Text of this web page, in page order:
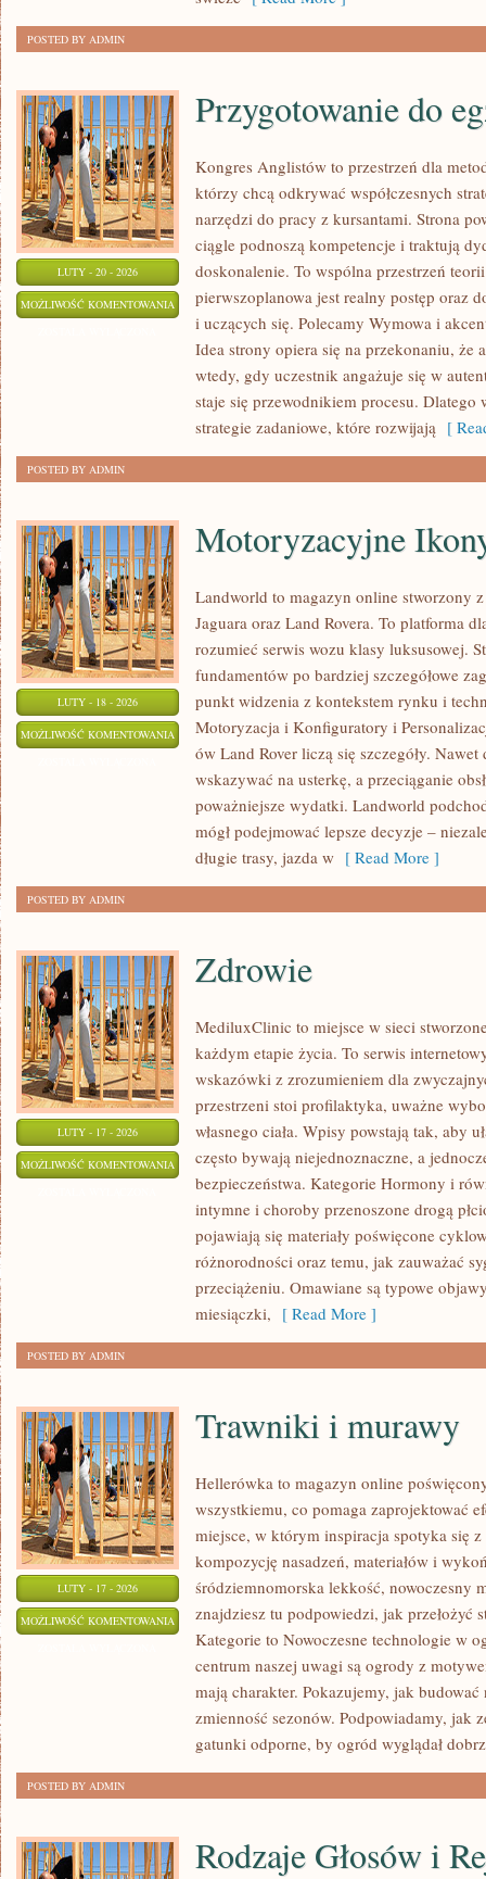
POSTED BY ADMIN
LUTY - 20 - 2026
MOŻLIWOŚĆ KOMENTOWANIA PRZYGOTOWANIE
EGZAMINÓW
Przygotowanie do
Kongres Anglistów to przestrzeń dla
którzy chcą odkrywać współczesnych
narzędzi do pracy z kursantami. Strona
ciągle podnoszą kompetencje i traktują
doskonalenie. To wspólna przestrzeń
pierwszoplanowa jest realny postęp oraz
i uczących się. Polecamy Wymowa i
Idea strony opiera się na przekonaniu, że
wtedy, gdy uczestnik angażuje się w
staje się przewodnikiem procesu.
strategie zadaniowe, które rozwijają [
POSTED BY ADMIN
LUTY - 18 - 2026
MOŻLIWOŚĆ KOMENTOWANIA MOTORYZACYJNE
IKONY
Motoryzacyjne
Landworld to magazyn online stworzony
Jaguara oraz Land Rovera. To platforma
rozumieć serwis wozu klasy luksusowej.
fundamentów po bardziej szczegółowe
punkt widzenia z kontekstem rynku i
Motoryzacja i Konfiguratory i
ów Land Rover liczą się szczegóły.
wskazywać na usterkę, a przeciąganie
poważniejsze wydatki. Landworld
mógł podejmować lepsze decyzje –
długie trasy, jazda w [ Read More ]
POSTED BY ADMIN
LUTY - 17 - 2026
MOŻLIWOŚĆ KOMENTOWANIA ZDROWIE
Zdrowie
MediluxClinic to miejsce w sieci
każdym etapie życia. To serwis
wskazówki z zrozumieniem dla
przestrzeni stoi profilaktyka, uważne
własnego ciała. Wpisy powstają tak, aby
często bywają niejednoznaczne, a
bezpieczeństwa. Kategorie Hormony i
intymne i choroby przenoszone drogą
pojawiają się materiały poświęcone
różnorodności oraz temu, jak zauważać
przeciążeniu. Omawiane są typowe
miesiączki, [ Read More ]
POSTED BY ADMIN
LUTY - 17 - 2026
MOŻLIWOŚĆ KOMENTOWANIA TRAWNIKI
MURAWY
Trawniki i murawy
Hellerówka to magazyn online
wszystkiemu, co pomaga zaprojektować
miejsce, w którym inspiracja spotyka się
kompozycję nasadzeń, materiałów i
śródziemnomorska lekkość, nowoczesny
znajdziesz tu podpowiedzi, jak przełożyć
Kategorie to Nowoczesne technologie w
centrum naszej uwagi są ogrody z
mają charakter. Pokazujemy, jak
zmienność sezonów. Podpowiadamy, jak
gatunki odporne, by ogród wyglądał
POSTED BY ADMIN
Rodzaje Głosów i